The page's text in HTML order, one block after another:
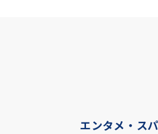
エンタメ・ス